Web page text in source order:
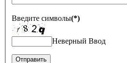
Введите символы(*)
Неверный Ввод